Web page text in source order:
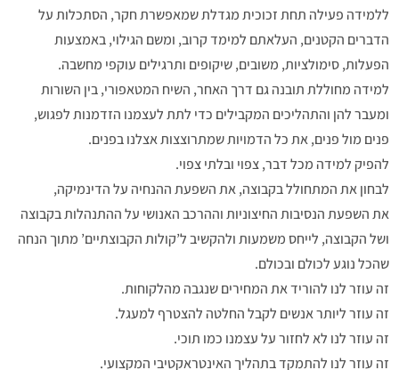
ללמידה פעילה תחת זכוכית מגדלת שמאפשרת חקר, הסתכלות על
הדברים הקטנים, העלאתם למימד קרוב, ומשם הגילוי, באמצעות
הפעלות, סימולציות, משובים, שיקופים ותרגילים עוקפי מחשבה.
למידה מחוללת תובנה גם דרך האחר, השיח המטאפורי, בין השורות
ומעבר להן והתהליכים המקבילים כדי לתת לעצמנו הזדמנות לפגוש,
פנים מול פנים, את כל הדמויות שמתרוצצות אצלנו בפנים.
להפיק למידה מכל דבר, צפוי ובלתי צפוי.
לבחון את המתחולל בקבוצה, את השפעת ההנחיה על הדינמיקה,
את השפעת הנסיבות החיצוניות וההרכב האנושי על ההתנהלות בקבוצה
ושל הקבוצה, לייחס משמעות ולהקשיב ל’קולות הקבוצתיים’ מתוך הנחה
שהכל נוגע לכולם ובכולם.
זה עוזר לנו להוריד את המחירים שנגבה מהלקוחות.
זה עוזר ליותר אנשים לקבל החלטה להצטרף למעגל.
זה עוזר לנו לא לחזור על עצמנו כמו תוכי.
זה עוזר לנו להתמקד בתהליך האינטראקטיבי המקצועי.